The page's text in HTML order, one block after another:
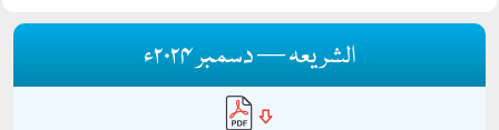
الشریعہ — دسمبر ۲۰۲۴ء